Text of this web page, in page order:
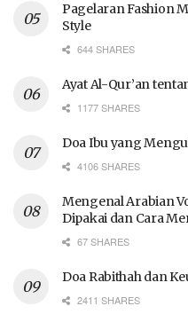
Pagelaran Fashion
Style
644 SHARES
Ayat Al-Qur’an
1177 SHARES
Doa Ibu yang
4106 SHARES
Mengenal Arabian
Dipakai dan Cara
67 SHARES
Doa Rabithah dan
2411 SHARES